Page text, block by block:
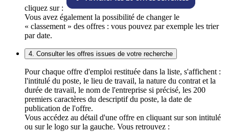
cliquez sur :
Vous avez également la possibilité de changer le
« classement » des offres : vous pouvez par exemple les trier
par date.
4. Consulter les offres issues de votre recherche
Pour chaque offre d'emploi restituée dans la liste, s'affichent :
l'intitulé du poste, le lieu de travail, la nature du contrat et la
durée de travail, le nom de l'entreprise si précisé, les 200
premiers caractères du descriptif du poste, la date de
publication de l'offre.
Vous accédez au détail d'une offre en cliquant sur son intitulé
ou sur le logo sur la gauche. Vous retrouvez :